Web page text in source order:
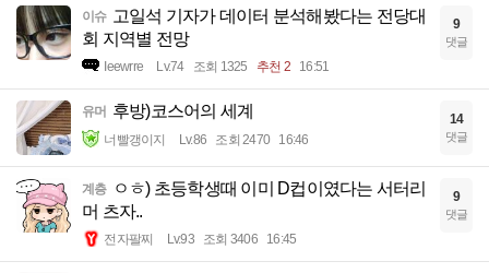
이슈 고일석 기자가 데이터 분석해봤다는 전당대
회 지역별 전망
Ieewrre Lv.74 조회 1325 추천 2 16:51
9
댓글
유머 후방)코스어의 세계
너빨갱이지 Lv.86 조회 2470 16:46
14
댓글
계층
ㅇㅎ) 초등학생때 이미 D컵이였다는 서터리
머 츠자..
전자팔찌 Lv.93 조회 3406 16:45
9
댓글